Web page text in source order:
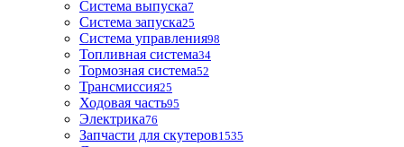
Система выпуска7
Система запуска25
Система управления98
Топливная система34
Тормозная система52
Трансмиссия25
Ходовая часть95
Электрика76
Запчасти для скутеров1535